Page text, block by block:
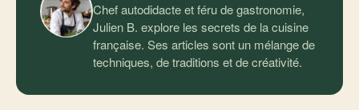
Chef autodidacte et féru de gastronomie,
Julien B. explore les secrets de la cuisine
française. Ses articles sont un mélange de
techniques, de traditions et de créativité.